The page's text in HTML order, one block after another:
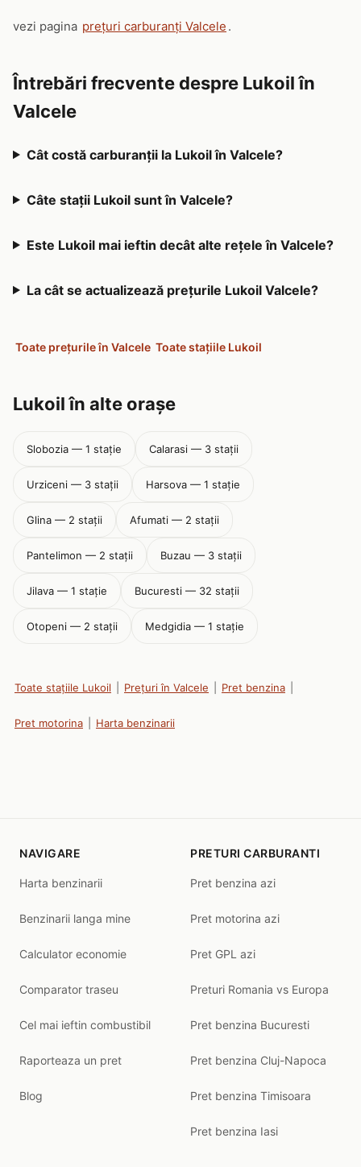
vezi pagina prețuri carburanți Valcele .
Întrebări frecvente despre Lukoil în
Valcele
Cât costă carburanții la Lukoil în Valcele?
Câte stații Lukoil sunt în Valcele?
Este Lukoil mai ieftin decât alte rețele în Valcele?
La cât se actualizează prețurile Lukoil Valcele?
Toate prețurile în Valcele Toate stațiile Lukoil
Lukoil în alte orașe
Slobozia — 1 stație Calarasi — 3 stații
Urziceni — 3 stații Harsova — 1 stație
Glina — 2 stații Afumati — 2 stații
Pantelimon — 2 stații Buzau — 3 stații
Jilava — 1 stație Bucuresti — 32 stații
Otopeni — 2 stații Medgidia — 1 stație
Toate stațiile Lukoil Prețuri în Valcele Pret benzina
Pret motorina Harta benzinarii
NAVIGARE
Harta benzinarii
Benzinarii langa mine
Calculator economie
Comparator traseu
Cel mai ieftin combustibil
Raporteaza un pret
Blog
PRETURI CARBURANTI
Pret benzina azi
Pret motorina azi
Pret GPL azi
Preturi Romania vs Europa
Pret benzina Bucuresti
Pret benzina Cluj-Napoca
Pret benzina Timisoara
Pret benzina Iasi